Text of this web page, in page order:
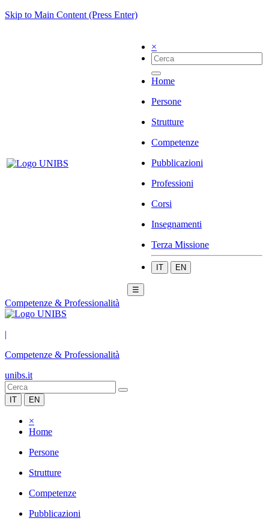
Skip to Main Content (Press Enter)
×
Home
Persone
Strutture
Competenze
Pubblicazioni
Professioni
Corsi
Insegnamenti
Terza Missione
IT EN
☰
Competenze & Professionalità
|
Competenze & Professionalità
unibs.it
IT EN
×
Home
Persone
Strutture
Competenze
Pubblicazioni